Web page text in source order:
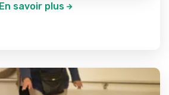
En savoir plus